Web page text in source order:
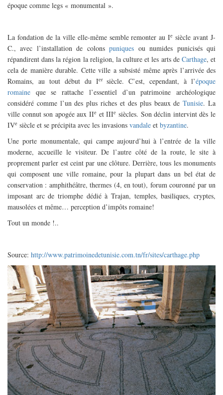
époque comme legs « monumental ».
La fondation de la ville elle-même semble remonter au Ie siècle avant J-
C., avec l’installation de colonspuniques ou numides punicisés qui
répandirent dans la région la religion, la culture et les arts de Carthage, et
cela de manière durable. Cette ville a subsisté même après l’arrivée des
Romains, au tout début du Ier siècle. C’est, cependant, à l’époque
romaine que se rattache l’essentiel d’un patrimoine archéologique
considéré comme l’un des plus riches et des plus beaux deTunisie. La
ville connut son apogée aux IIe et IIIe siècles. Son déclin intervint dès le
IVe siècle et se précipita avec les invasions vandale et byzantine.
Une porte monumentale, qui campe aujourd’hui à l’entrée de la ville
moderne, accueille le visiteur. De l’autre côté de la route, le site à
proprement parler est ceint par une clôture. Derrière, tous les monuments
qui composent une ville romaine, pour la plupart dans un bel état de
conservation : amphithéâtre, thermes (4, en tout), forum couronné par un
imposant arc de triomphe dédié à Trajan, temples, basiliques, cryptes,
mausolées et même… perception d’impôts romaine!
Tout un monde !..
Source: http://www.patrimoinedetunisie.com.tn/fr/sites/carthage.php